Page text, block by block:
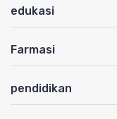
edukasi
Farmasi
pendidikan